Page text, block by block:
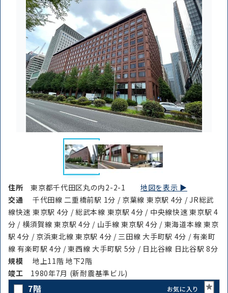
住所東京都千代田区丸の内2-2-1地図を表示 ▶︎
交通
千代田線 二重橋前駅 1分 / 京葉線 東京駅 4分 / JR総武
線快速 東京駅 4分 / 総武本線 東京駅 4分 / 中央線快速 東京駅 4
分 / 横須賀線 東京駅 4分 / 山手線 東京駅 4分 / 東海道本線 東京
駅 4分 / 京浜東北線 東京駅 4分 / 三田線 大手町駅 4分 / 有楽町
線 有楽町駅 4分 / 東西線 大手町駅 5分 / 日比谷線 日比谷駅 8分
規模
地上11階 地下2階
竣⼯ 1980年7月 (新耐震基準ビル)
7階 お気に入り